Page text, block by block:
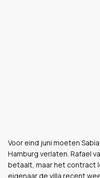
Voor eind juni moeten
Hamburg verlaten. Rafael
betaalt, maar het contract
eigenaar de villa recent